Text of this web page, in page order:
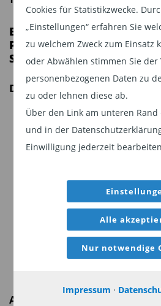
Cookies für Statistikzwecke.
„Einstellungen“ erfahren Sie
zu welchem Zweck zum Einsatz
oder Abwählen stimmen Sie
personenbezogenen Daten zu
zu oder lehnen diese ab.
Über den Link am unteren
und in der
Einwilligung jederzeit
Alle
Nur notwendige
Impressum ·
EIN UCITS/OGAW-
POSITION IN EDEL- UND
SPEZIALMETALLAKTIEN –
DIE GELEGENHEIT FÜR
Der richtige Zeitpunkt –
Metallaktienmarkt ein, der
und sich in einem positiven
Die richtige Anlage– ein
Long-Positionen in
Das richtige Team–
aktives Fondsmanagement
ANLAGE-ARGUMENTE